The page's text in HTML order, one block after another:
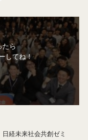
たら
してね！
経未来社会共創ゼミ